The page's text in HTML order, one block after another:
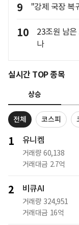
9 "강제 국장 복
10
23조원 남
나
실시간 TOP 종목
상승
전체 코스피
1 유니켐
거래량 60,138
거래대금 2.7억
2 비큐AI
거래량 324,951
거래대금 16억